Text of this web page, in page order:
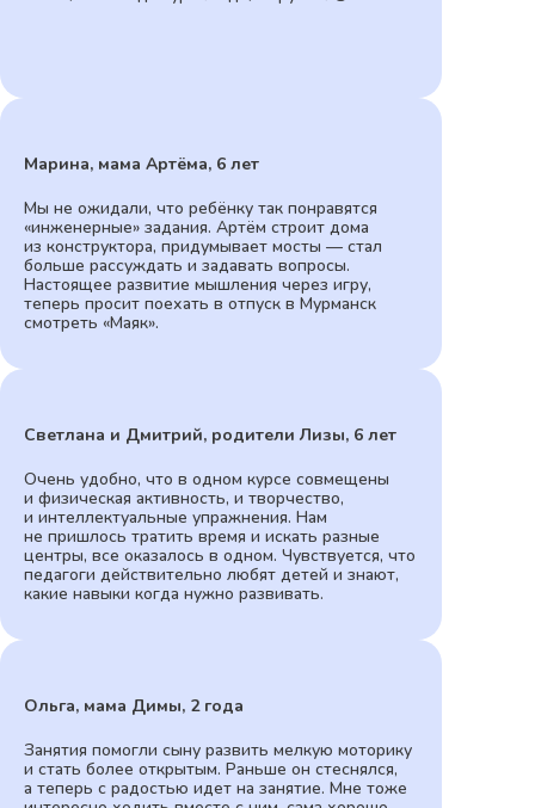
Марина, мама Артёма, 6 лет
Мы не ожидали, что ребёнку так понравятся
«инженерные» задания. Артём строит дома
из конструктора, придумывает мосты — стал
больше рассуждать и задавать вопросы.
Настоящее развитие мышления через игру,
теперь просит поехать в отпуск в Мурманск
смотреть «Маяк».
Светлана и Дмитрий, родители Лизы, 6 лет
Очень удобно, что в одном курсе совмещены
и физическая активность, и творчество,
и интеллектуальные упражнения. Нам
не пришлось тратить время и искать разные
центры, все оказалось в одном. Чувствуется, что
педагоги действительно любят детей и знают,
какие навыки когда нужно развивать.
Ольга, мама Димы, 2 года
Занятия помогли сыну развить мелкую моторику
и стать более открытым. Раньше он стеснялся,
а теперь с радостью идет на занятие. Мне тоже